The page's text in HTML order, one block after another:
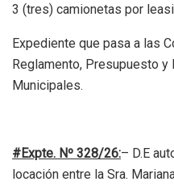
3 (tres) camionetas por
Expediente que pasa a las
Reglamento, Presupuesto
Municipales.
#Expte. Nº 328/26:– D.E
locación entre la Sra.